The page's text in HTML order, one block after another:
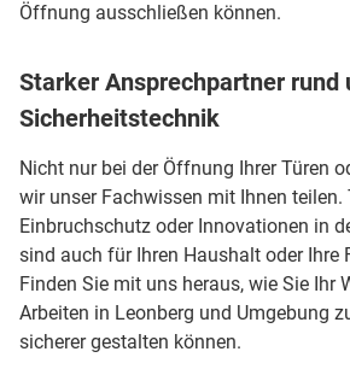
Öffnung ausschließen können.
Starker Ansprechpartner rund
Sicherheitstechnik
Nicht nur bei der Öffnung Ihrer Türen
wir unser Fachwissen mit Ihnen teilen.
Einbruchschutz oder Innovationen in
sind auch für Ihren Haushalt oder Ihre
Finden Sie mit uns heraus, wie Sie Ihr
Arbeiten in Leonberg und Umgebung
sicherer gestalten können.